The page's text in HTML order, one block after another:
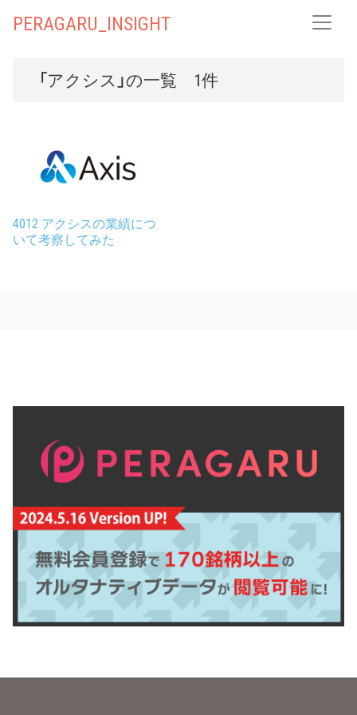
PERAGARU_INSIGHT
「アクシス」の一覧 1件
4012 アクシスの業績につ
いて考察してみた